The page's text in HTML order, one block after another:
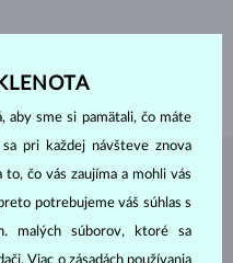
KLENOTA
aby sme si pamätali, čo máte
pri každej návšteve znova
čo vás zaujíma a mohli vás
potrebujeme váš súhlas s
malých súborov, ktoré sa